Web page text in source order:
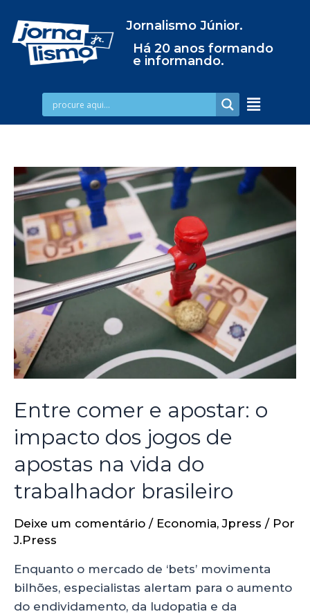
Jornalismo Júnior.
Há 20 anos formando
e informando.
Entre comer e apostar: o
impacto dos jogos de
apostas na vida do
trabalhador brasileiro
Deixe um comentário / Economia,Jpress / Por
J.Press
Enquanto o mercado de ‘bets’ movimenta
bilhões, especialistas alertam para o aumento
do endividamento, da ludopatia e da